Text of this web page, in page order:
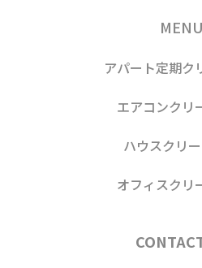
MENU
アパート定期ク
エアコンクリ
ハウスクリ
オフィスクリ